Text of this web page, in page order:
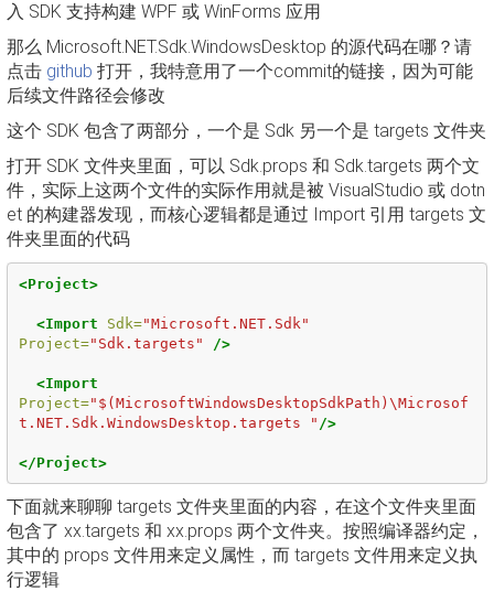
入 SDK 支持构建 WPF 或 WinForms 应用
那么 Microsoft.NET.Sdk.WindowsDesktop 的源代码在哪？请
点击 github 打开，我特意用了一个commit的链接，因为可能
后续文件路径会修改
这个 SDK 包含了两部分，一个是 Sdk 另一个是 targets 文件夹
打开 SDK 文件夹里面，可以 Sdk.props 和 Sdk.targets 两个文
件，实际上这两个文件的实际作用就是被 VisualStudio 或 dotn
et 的构建器发现，而核心逻辑都是通过 Import 引用 targets 文
件夹里面的代码
<Project>
<Import Sdk="Microsoft.NET.Sdk"
Project="Sdk.targets" />
<Import
Project="$(MicrosoftWindowsDesktopSdkPath)\Microsof
t.NET.Sdk.WindowsDesktop.targets " />
</Project>
下面就来聊聊 targets 文件夹里面的内容，在这个文件夹里面
包含了 xx.targets 和 xx.props 两个文件夹。按照编译器约定，
其中的 props 文件用来定义属性，而 targets 文件用来定义执
行逻辑